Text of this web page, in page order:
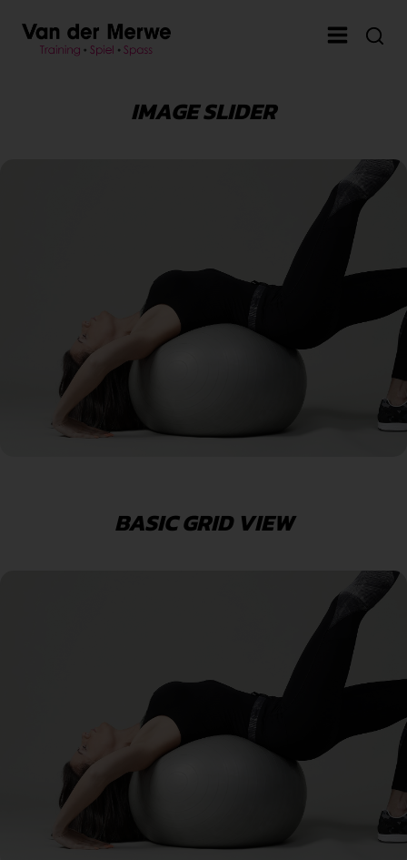
IMAGE SLIDER
BASIC GRID VIEW